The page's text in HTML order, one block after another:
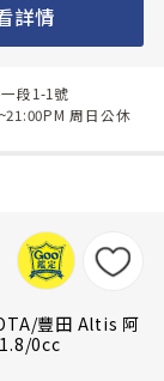
詳情
段1-1號
周日公休
豐田 Altis 阿
0cc